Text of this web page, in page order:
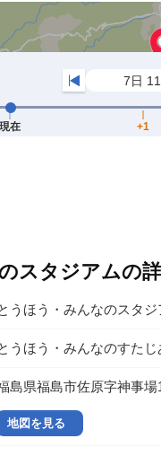
スタジアムの
うほう・みんなのスタジ
うほう・みんなのすたじ
島県福島市佐原字神事場
地図を見る